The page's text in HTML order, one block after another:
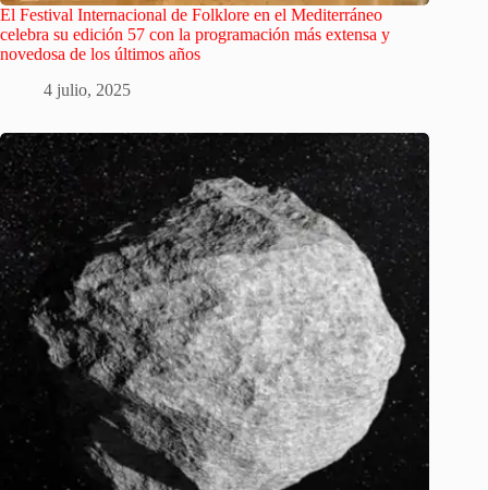
El Festival Internacional de Folklore en el Mediterráneo
celebra su edición 57 con la programación más extensa y
novedosa de los últimos años
4 julio, 2025